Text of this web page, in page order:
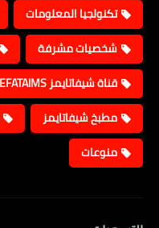
تكنولجيا المعلومات
شخصيات مشرفة
قناة شيفاتايمز TV / SHEFATAIMS
مطبخ شيفاتايمز
منوعات